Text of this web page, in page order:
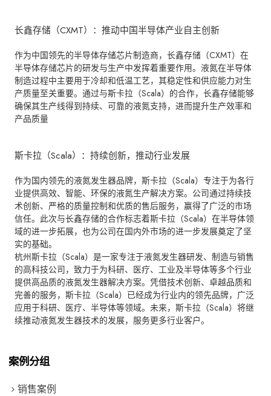
长鑫存储（CXMT）：推动中国半导体产业自主创新
作为中国领先的半导体存储芯片制造商，长鑫存储（CXMT）在
半导体存储芯片的研发与生产中发挥着重要作用。液氮在半导体
制造过程中主要用于冷却和低温工艺，其稳定性和供应能力对生
产质量至关重要。通过与斯卡拉（Scala）的合作，长鑫存储能够
确保其生产线得到持续、可靠的液氮支持，进而提升生产效率和
产品质量
斯卡拉（Scala）：持续创新，推动行业发展
作为国内领先的液氮发生器品牌，斯卡拉（Scala）专注于为各行
业提供高效、智能、环保的液氮生产解决方案。公司通过持续技
术创新、严格的质量控制和优质的售后服务，赢得了广泛的市场
信任。此次与长鑫存储的合作标志着斯卡拉（Scala）在半导体领
域的进一步拓展，也为公司在国内外市场的进一步发展奠定了坚
实的基础。
杭州斯卡拉（Scala）是一家专注于液氮发生器研发、制造与销售
的高科技公司，致力于为科研、医疗、工业及半导体等多个行业
提供高品质的液氮发生器解决方案。凭借技术创新、卓越品质和
完善的服务，斯卡拉（Scala）已经成为行业内的领先品牌，广泛
应用于科研、医疗、半导体等领域。未来，斯卡拉（Scala）将继
续推动液氮发生器技术的发展，服务更多行业客户。
案例分组
销售案例